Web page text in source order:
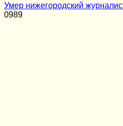
Умер нижегородский
0989